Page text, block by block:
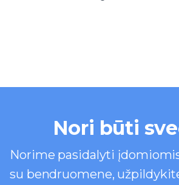
Nori būti
Norime pasidalyti
su bendruomene,